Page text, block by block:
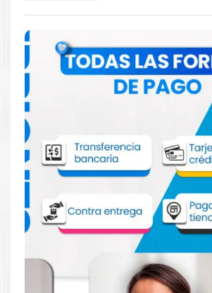
Comprar Kit Toner Xerox
C8030 C8035 C8045 C8055
Aprovecha nuestra experiencia y
productos. Tenemos promociones todos
visítanos hoy para encontrar la
impresora
Xerox, como el
Kit Toner
C8030 C8035 C8045 C8055 C8070.
Dónde comprar Toner para
Xerox 8030 8035 8045 8055
Xerox. Descubre la